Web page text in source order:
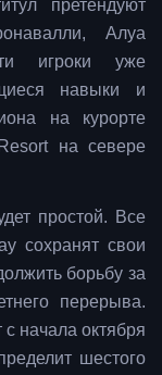
претендуют
Алуа
игроки уже
навыки и
на курорте
на севере
простой. Все
сохранят свои
борьбу за
перерыва.
начала октября
шестого